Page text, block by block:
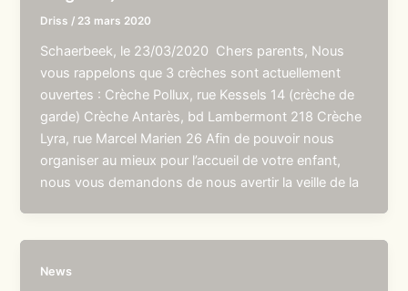
Driss / 23 mars 2020
Schaerbeek, le 23/03/2020 Chers parents, Nous
vous rappelons que 3 crèches sont actuellement
ouvertes : Crèche Pollux, rue Kessels 14 (crèche de
garde) Crèche Antarès, bd Lambermont 218 Crèche
Lyra, rue Marcel Marien 26 Afin de pouvoir nous
organiser au mieux pour l’accueil de votre enfant,
nous vous demandons de nous avertir la veille de la
News